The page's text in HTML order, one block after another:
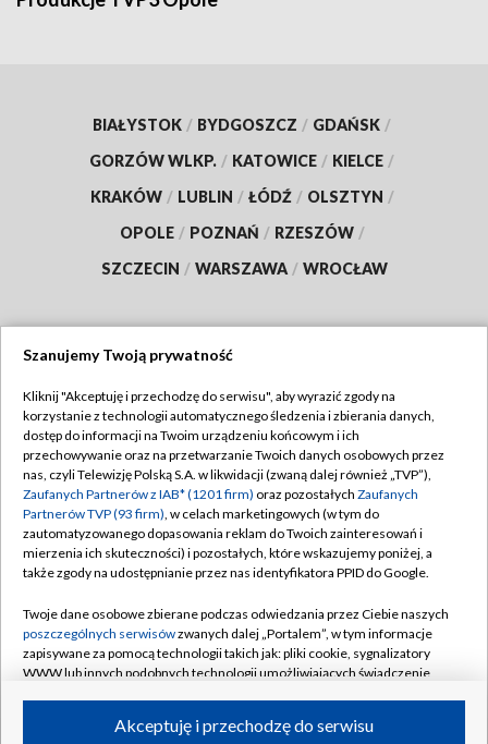
BIAŁYSTOK / BYDGOSZCZ / GDAŃSK /
GORZÓW WLKP. / KATOWICE / KIELCE /
KRAKÓW / LUBLIN / ŁÓDŹ / OLSZTYN /
OPOLE / POZNAŃ / RZESZÓW /
SZCZECIN / WARSZAWA / WROCŁAW
TVP
Abonament TVP
Emisja w TVP
Centrum informacji TVP
Naziemna Telewizja Cyfrowa
Rada Programowa
System NOS
Informacje o nadawcy
Program dla prasy
Regulamin TVP
Polityka prywatności
Moje zgody
Pomoc
Kontakt
Kanały
Szanujemy Twoją prywatność
Kliknij "Akceptuję i przechodzę do serwisu", aby wyrazić zgody na
korzystanie z technologii automatycznego śledzenia i zbierania danych,
dostęp do informacji na Twoim urządzeniu końcowym i ich
przechowywanie oraz na przetwarzanie Twoich danych osobowych przez
nas, czyli Telewizję Polską S.A. w likwidacji (zwaną dalej również „TVP”),
Zaufanych Partnerów z IAB* (1201 firm) oraz pozostałych Zaufanych
Partnerów TVP (93 firm), w celach marketingowych (w tym do
zautomatyzowanego dopasowania reklam do Twoich zainteresowań i
mierzenia ich skuteczności) i pozostałych, które wskazujemy poniżej, a
także zgody na udostępnianie przez nas identyfikatora PPID do Google.
Twoje dane osobowe zbierane podczas odwiedzania przez Ciebie naszych
poszczególnych serwisówzwanych dalej „Portalem”, w tym informacje
zapisywane za pomocą technologii takich jak: pliki cookie, sygnalizatory
WWW lub innych podobnych technologii umożliwiających świadczenie
ruchu w Internecie.Akceptuję i przechodzę do serwisu